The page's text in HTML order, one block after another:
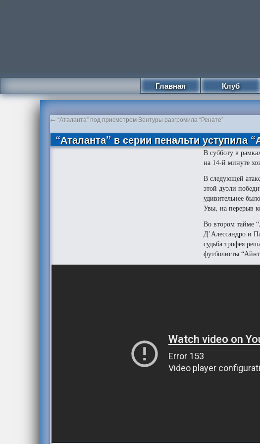
Главная Клуб
← “Аталанта” под присмотром Вентуры разгромила “Ренате”
“Аталанта” в серии пенальти уступила
В субботу в
на 14-й минуте
В следующей
этой дуэли
удивительнее
Увы, на перерыв
Во втором тайме
Д’Алессандро и
судьба трофея
футболисты